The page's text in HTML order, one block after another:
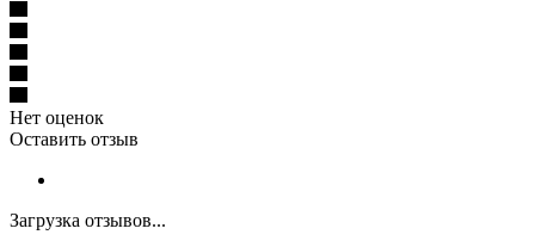
Нет оценок
Оставить отзыв
Загрузка отзывов...